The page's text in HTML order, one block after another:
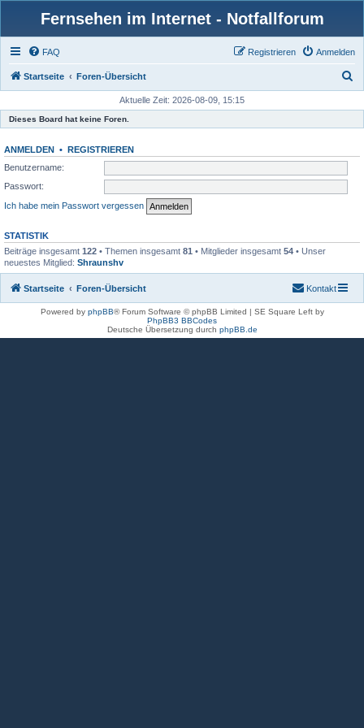
Fernsehen im Internet - Notfallforum
FAQ Anmelden
Registrieren
Startseite Foren-Übersicht
Aktuelle Zeit: 2026-08-09, 15:15
Dieses Board hat keine Foren.
ANMELDEN • REGISTRIEREN
Benutzername:
Passwort:
Ich habe mein Passwort vergessen
STATISTIK
Beiträge insgesamt 122 • Themen insgesamt 81 • Mitglieder insgesamt 54 • Unser
neuestes Mitglied: Shraunshv
Startseite Foren-Übersicht Kontakt
Powered by phpBB® Forum Software © phpBB Limited | SE Square Left by
PhpBB3 BBCodes
Deutsche Übersetzung durch phpBB.de